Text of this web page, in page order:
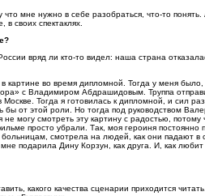
мне нужно в себе разобраться, что-то
своих спектаклях.
вряд ли кто-то видел: наша страна
картине во время дипломной. Тогда у меня было,
с Владимиром Абдрашидовым. Труппа
Тогда я готовилась к дипломной, и сил
от этой роли. Но тогда под руководством
могу смотреть эту картину с радостью, потому
просто убрали. Так, моя героиня постоянно
смотрела на людей, как они падают в
подарила Дину Корзун, как друга. И, как любит
какого качества сценарии приходится